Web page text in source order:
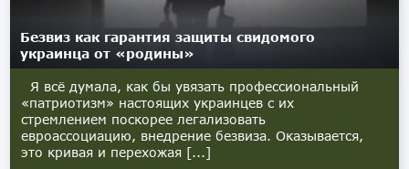
Безвиз как гарантия защиты свидомого
украинца от «родины»
Я всё думала, как бы увязать профессиональный
«патриотизм» настоящих украинцев с их
стремлением поскорее легализовать
евроассоциацию, внедрение безвиза. Оказывается,
это кривая и перехожая [...]